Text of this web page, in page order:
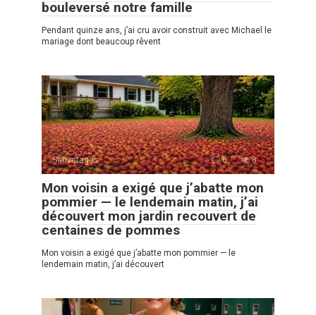
bouleversé notre famille
Pendant quinze ans, j’ai cru avoir construit avec Michael le
mariage dont beaucoup rêvent
Sauvetages 0 8
Mon voisin a exigé que j’abatte mon
pommier — le lendemain matin, j’ai
découvert mon jardin recouvert de
centaines de pommes
Mon voisin a exigé que j’abatte mon pommier — le
lendemain matin, j’ai découvert